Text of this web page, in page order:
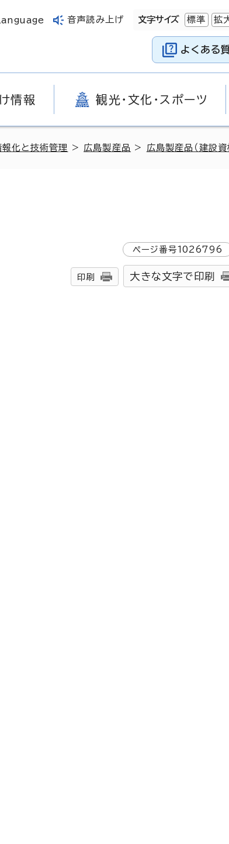
Language 音声読み上げ 文字サイズ 標準 拡
よくある
情報 観光・文化・スポーツ
化と技術管理 > 広島製産品 > 広島製産品（建設資
ページ番号1026796
印刷 大きな文字で印刷